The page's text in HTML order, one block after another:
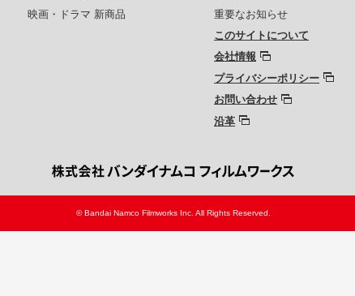
映画・ドラマ 新商品
重要なお知らせ
このサイトについて
会社情報
プライバシーポリシー
お問い合わせ
沿革
© Bandai Namco Filmworks Inc. All Rights Reserved.